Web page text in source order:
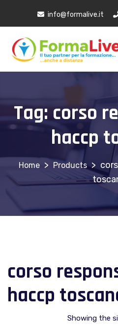
info@formalive.it
Tag:corso
haccp
> Products >
corso
haccp
Showing the